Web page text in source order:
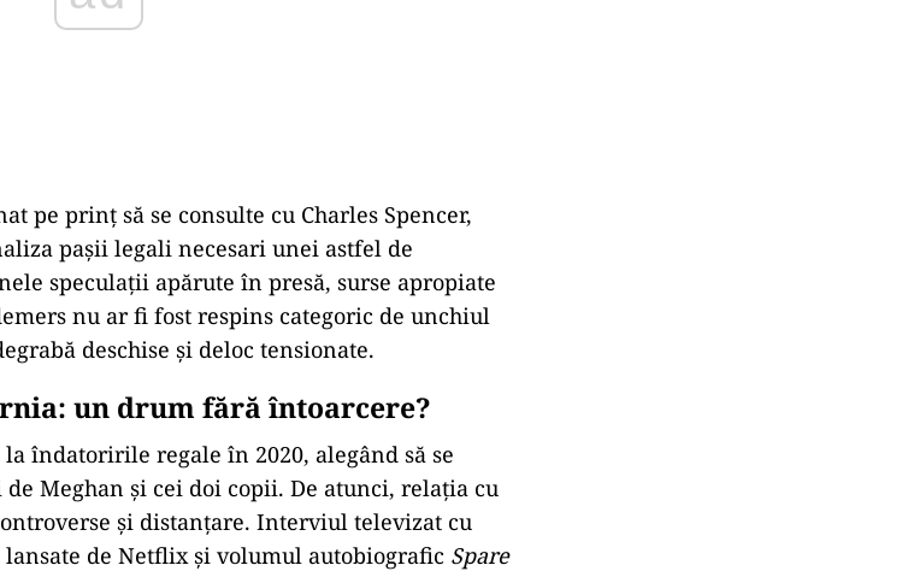
pe prinț să se consulte cu Charles Spencer,
pașii legali necesari unei astfel de
speculații apărute în presă, surse apropiate
nu ar fi fost respins categoric de unchiul
deschise și deloc tensionate.
un drum fără întoarcere?
îndatoririle regale în 2020, alegând să se
Meghan și cei doi copii. De atunci, relația cu
și distanțare. Interviul televizat cu
de Netflix și volumul autobiografic Spare